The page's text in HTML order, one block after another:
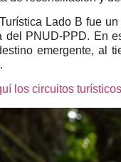
Lado B fue
del PNUD-PPD. En
emergente, al
los circuitos turísticos